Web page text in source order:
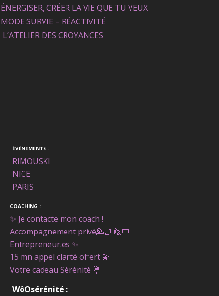
ÉNERGISER, CRÉER LA VIE QUE TU VEUX
MODE SURVIE – RÉACTIVITÉ
L’ATELIER DES CROYANCES
ÉVÉNEMENTS :
RIMOUSKI
NICE
PARIS
COACHING :
✨ Je contacte mon coach !
Accompagnement privé💁🏻 🙋🏻
Entrepreneur.es ✨
15 mn appel clarté offert 💫
Votre cadeau Sérénité 💐
WôOsérénité :